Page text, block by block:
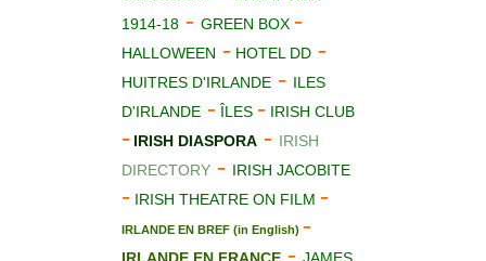
1914-18 - GREEN BOX -
HALLOWEEN - HOTEL DD -
HUITRES D'IRLANDE - ILES
D'IRLANDE - ÎLES - IRISH CLUB
- IRISH DIASPORA - IRISH
DIRECTORY - IRISH JACOBITE
- IRISH THEATRE ON FILM -
IRLANDE EN BREF (in English) -
-